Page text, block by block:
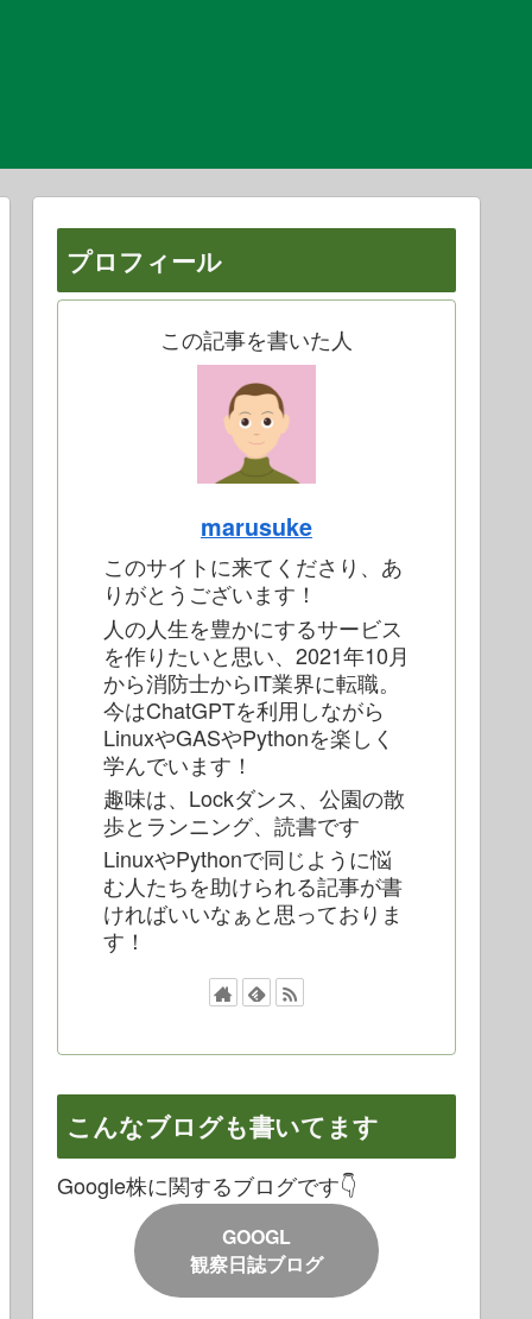
プロフィール
この記事を書いた人
marusuke
このサイトに来てくださり、あ
りがとうございます！
人の人生を豊かにするサービス
を作りたいと思い、2021年10月
から消防士からIT業界に転職。
今はChatGPTを利用しながら
LinuxやGASやPythonを楽しく
学んでいます！
趣味は、Lockダンス、公園の散
歩とランニング、読書です
LinuxやPythonで同じように悩
む人たちを助けられる記事が書
ければいいなぁと思っておりま
す！
こんなブログも書いてます
Google株に関するブログです👇
GOOGL
観察日誌ブログ